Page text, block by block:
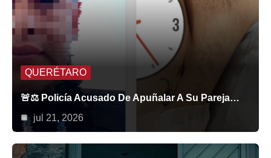
QUERÉTARO
🚨⚖️ Policía Acusado De Apuñalar A Su Pareja…
jul 21, 2026